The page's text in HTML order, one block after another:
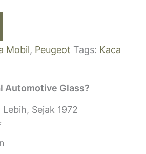
Mobil, Peugeot Tags: Kaca
Automotive Glass?
Sejak 1972